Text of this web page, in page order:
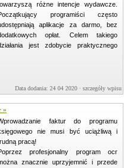
różne intencje wydawcze.
programiści często
aplikacje za darmo, bez
opłat. Celem takiego
jest zdobycie praktycznego
Data dodania: 24 04 2020 · szczegóły wpisu »
»
faktur do programu
nie musi być uciążliwą i
pracą!
profesjonalny program ocr
znacznie uprzyjemnić i przede